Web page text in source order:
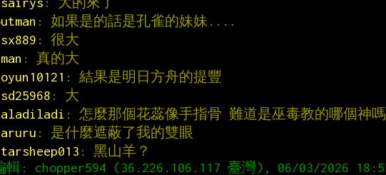
: 如果是的話是孔雀的妹妹....
: 很大
: 真的大
: 結果是明日方舟的提豐
: 大
: 怎麼那個花蕊像手指骨 難道是巫毒教的哪個神嗎
: 是什麼遮蔽了我的雙眼
: 黑山羊？